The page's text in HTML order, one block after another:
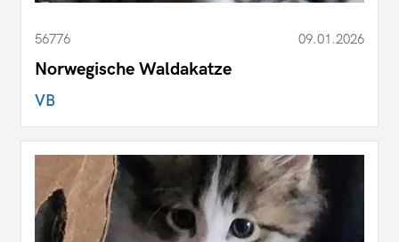
56776 09.01.2026
Norwegische Waldakatze
VB